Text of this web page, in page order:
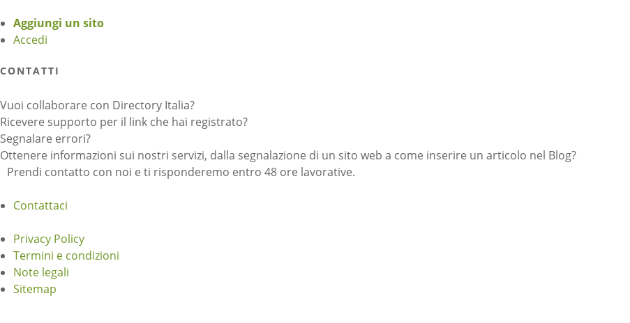
Aggiungi un sito
Accedi
CONTATTI
Vuoi collaborare con Directory Italia?
Ricevere supporto per il link che hai registrato?
Segnalare errori?
Ottenere informazioni sui nostri servizi, dalla segnalazione di un sito web a come inserire un articolo nel Blog?
Prendi contatto con noi e ti risponderemo entro 48 ore lavorative.
Contattaci
Privacy Policy
Termini e condizioni
Note legali
Sitemap